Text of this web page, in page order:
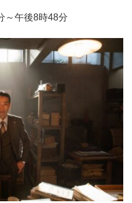
～午後8時48分